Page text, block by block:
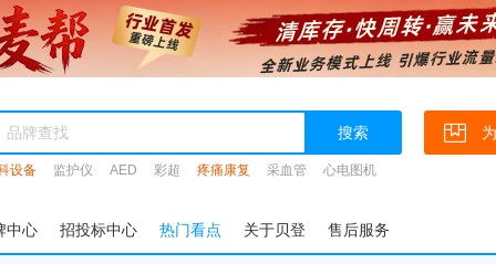
搜索
设备 监护仪 AED 彩超 疼痛康复 采血管 心电图机
中心 招投标中心 热门看点 关于贝登 售后服务